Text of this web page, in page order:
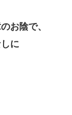
お陰で、
に